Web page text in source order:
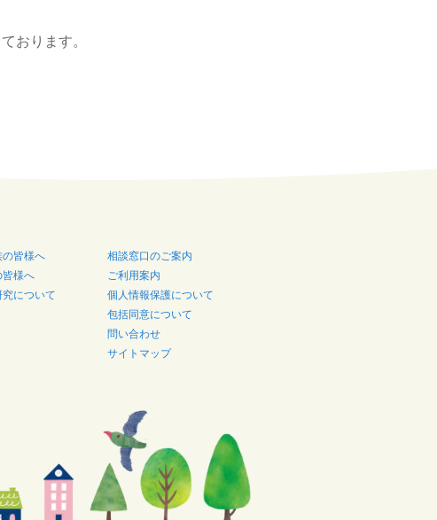
おります。
の皆様へ
皆様へ
について
相談窓口のご案内
ご利用案内
個人情報保護について
包括同意について
問い合わせ
サイトマップ